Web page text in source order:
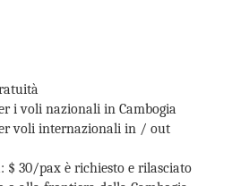
i voli nazionali in Cambogia
voli internazionali in / out
$ 30/pax è richiesto e rilasciato